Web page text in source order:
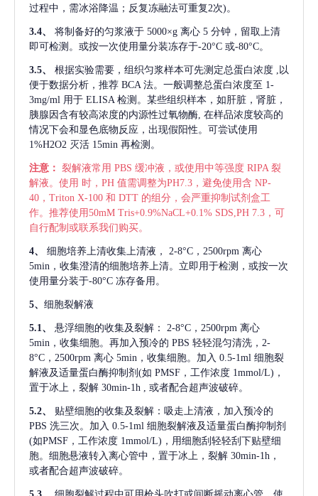
过程中，需冰浴降温；反复冻融法可重复2次)。
3.4、 将制备好的匀浆液于 5000×g 离心 5 分钟，留取上清
即可检测。或按一次使用量分装冻存于-20°C 或-80°C。
3.5、 根据实验需要，组织匀浆样本可先测定总蛋白浓度
,以
便于数据分析，推荐 BCA 法。一般调整总蛋白浓度至 1-
3mg/ml 用于 ELISA 检测。某些组织样本，如肝脏，肾脏，
胰腺因含有较高浓度的内源性过氧物酶, 在样品浓度较高的
情况下会和显色底物反应，出现假阳性。可尝试使用
1%H2O2 灭活 15min 再检测。
注意： 裂解液常用 PBS 缓冲液，或使用中等强度 RIPA 裂
解液。使用 时，PH 值需调整为PH7.3，避免使用含 NP-
40，Triton X-100 和 DTT 的组分，会严重抑制试剂盒工
作。推荐使用50mM Tris+0.9%NaCL+0.1% SDS,PH 7.3，可
自行配制或联系我们购买。
4、 细胞培养上清收集上清液，
2-8°C，2500rpm 离心
5min，收集澄清的细胞培养上清。立即用于检测，或按一次
使用量分装于-80°C 冻存备用。
5、 细胞裂解液
5.1、 悬浮细胞的收集及裂解：
2-8°C，2500rpm 离心
5min，收集细胞。再加入预冷的 PBS 轻轻混匀清洗，2-
8°C，2500rpm 离心 5min，收集细胞。加入 0.5-1ml 细胞裂
解液及适量蛋白酶抑制剂(如 PMSF，工作浓度 1mmol/L)，
置于冰上，裂解 30min-1h , 或者配合超声波破碎。
5.2、
贴壁细胞的收集及裂解：吸走上清液，加入预冷的
PBS 洗三次。加入 0.5-1ml 细胞裂解液及适量蛋白酶抑制剂
(如PMSF，工作浓度 1mmol/L)，用细胞刮轻轻刮下贴壁细
胞。细胞悬液转入离心管中，置于冰上，裂解 30min-1h，
或者配合超声波破碎。